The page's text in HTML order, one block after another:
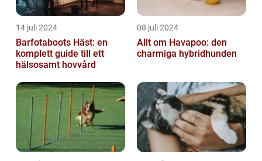
14 juli 2024
Barfotaboots Häst: en
komplett guide till ett
hälsosamt hovvård
08 juli 2024
Allt om Havapoo: den
charmiga hybridhunden